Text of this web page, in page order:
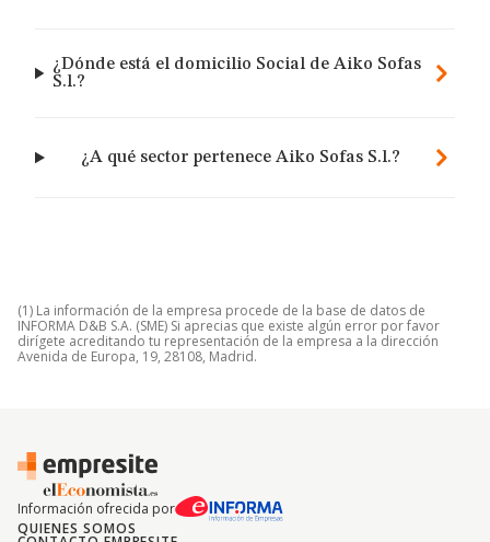
¿Dónde está el domicilio Social de Aiko Sofas
S.l.?
¿A qué sector pertenece Aiko Sofas S.l.?
(1) La información de la empresa procede de la base de datos de
INFORMA D&B S.A. (SME) Si aprecias que existe algún error por favor
dirígete acreditando tu representación de la empresa a la dirección
Avenida de Europa, 19, 28108, Madrid.
Información ofrecida por
QUIENES SOMOS